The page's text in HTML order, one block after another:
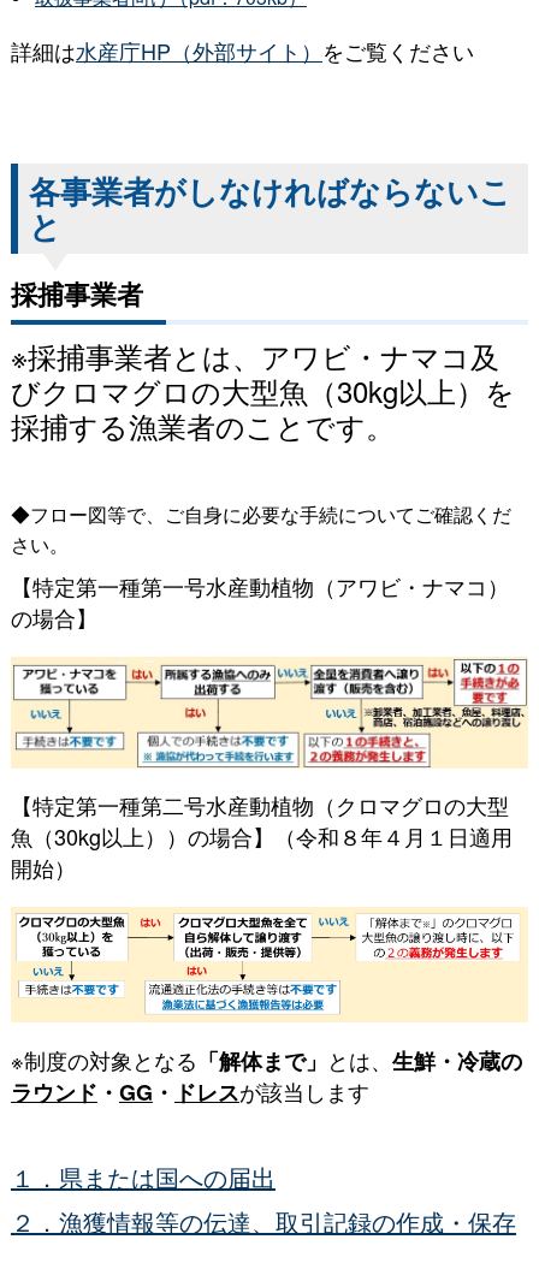
詳細は水産庁HP（外部サイト） をご覧ください
各事業者がしなければならないこ
と
採捕事業者
※採捕事業者とは、アワビ・ナマコ及
びクロマグロの大型魚（30kg以上）を
採捕する漁業者のことです。
◆フロー図等で、ご自身に必要な手続についてご確認くだ
さい。
【特定第一種第一号水産動植物（アワビ・ナマコ）
の場合】
【特定第一種第二号水産動植物（クロマグロの大型
魚（30kg以上））の場合】（令和８年４月１日適用
開始）
※制度の対象となる 「解体まで」 とは、 生鮮・冷蔵の
ラウンド ・ GG ・ ドレスが該当します
１．県または国への届出
２．漁獲情報等の伝達、取引記録の作成・保存